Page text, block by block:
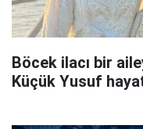
Böcek ilacı bir
Küçük Yusuf